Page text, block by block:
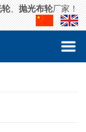
轮、抛光布轮厂家！